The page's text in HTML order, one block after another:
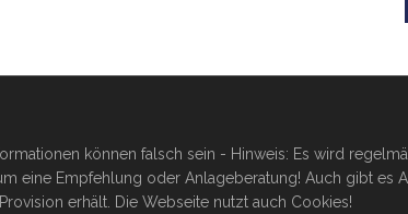
können falsch sein - Hinweis: Es wird
eine Empfehlung oder Anlageberatung! Auch gibt es
Provision erhält. Die Webseite nutzt auch Cookies!